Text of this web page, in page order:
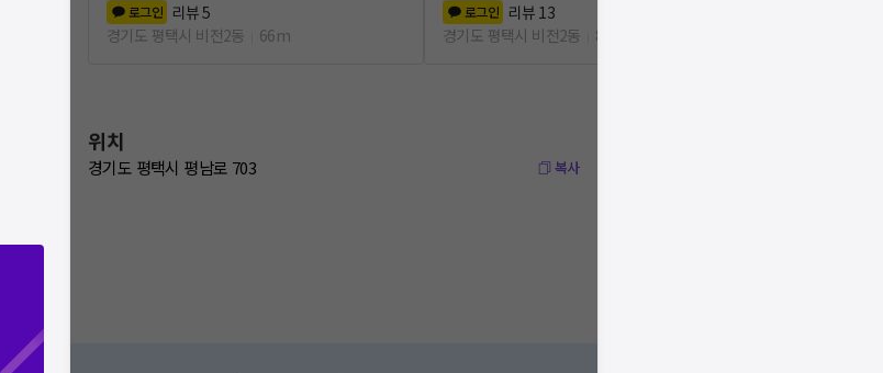
로그인 리뷰5
경기도 평택시 비전2동
66m
로그인 리뷰 13
경기도 평택시 비전2동
83m
위치
경기도 평택시 평남로 703 복사